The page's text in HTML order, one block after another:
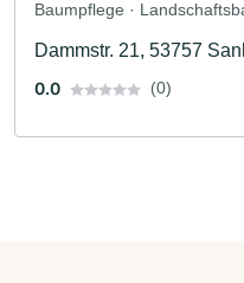
Baumpflege ·
Dammstr. 21, 53757
0.0
(0)